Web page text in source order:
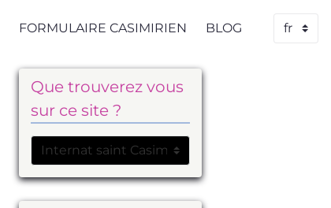
FORMULAIRE CASIMIRIEN BLOG
Que trouverez vous
sur ce site ?